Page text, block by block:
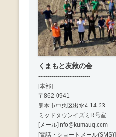
くまもと友救の会
---------------------------
[本部]
〒862-0941
熊本市中央区出水4-14-23
ミッドタウンイズミR号室
[メール]info@kumauq.com
[電話・ショートメール(SMS)]